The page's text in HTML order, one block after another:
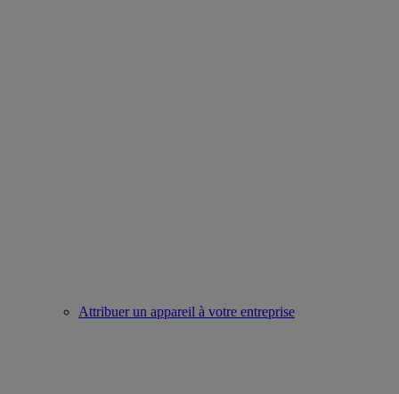
Attribuer un appareil à votre entreprise